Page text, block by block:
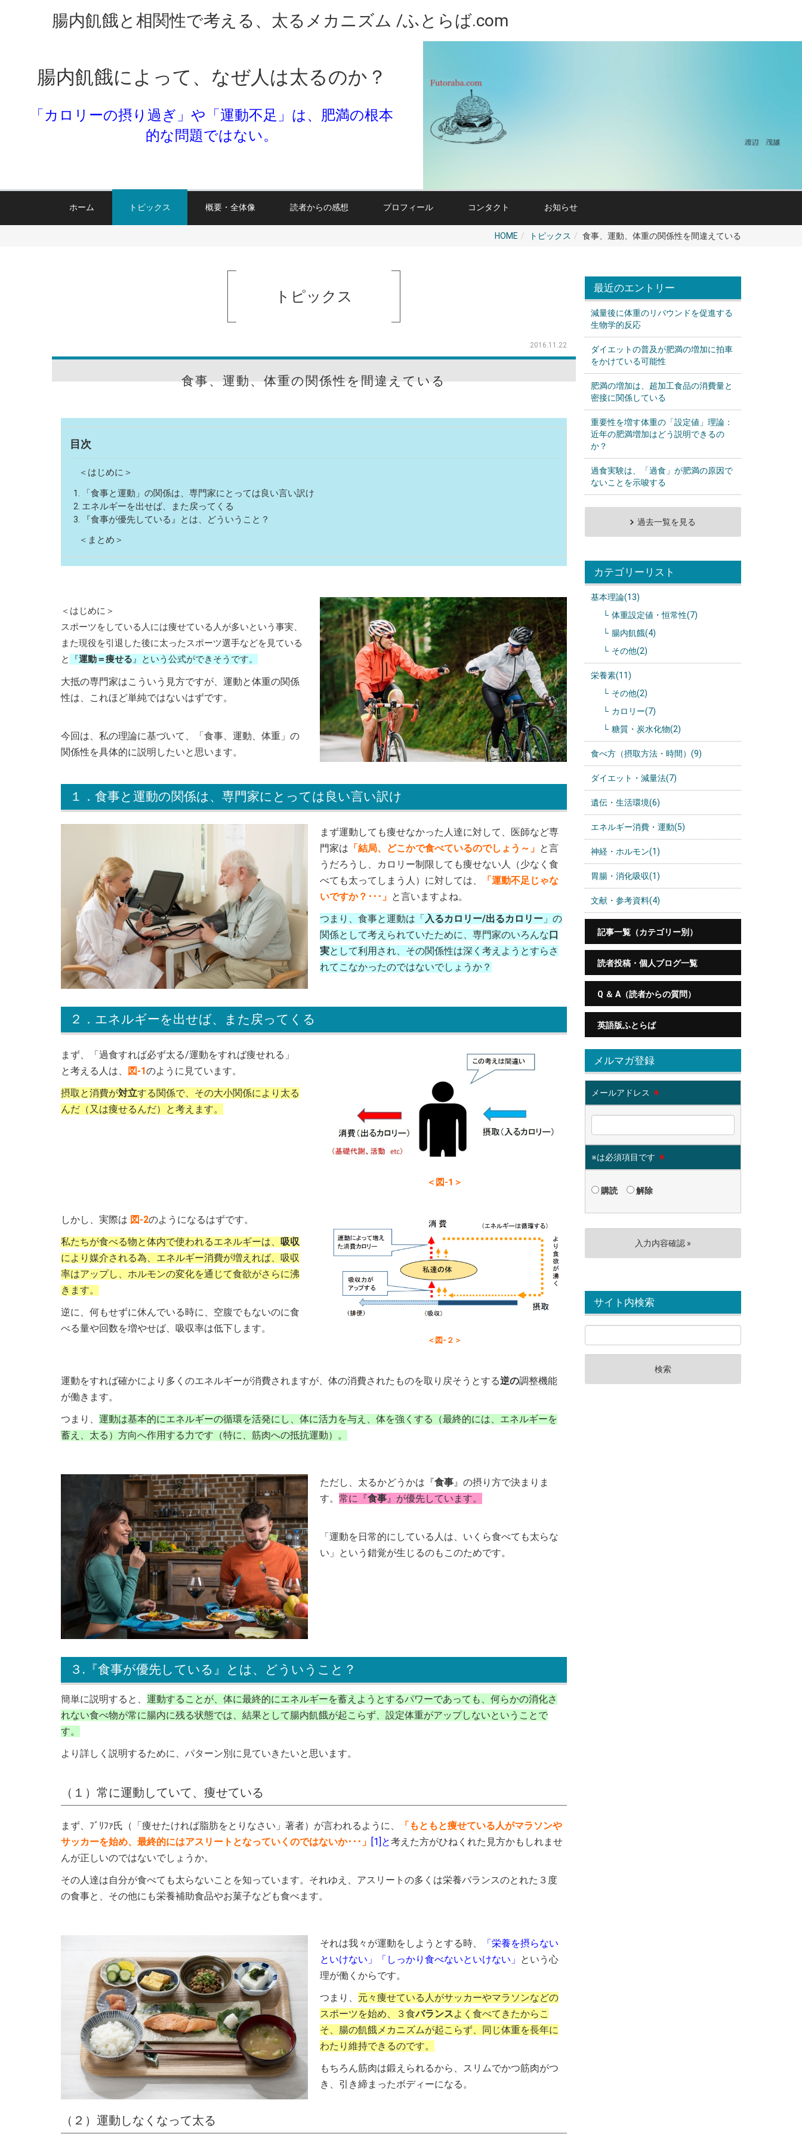
腸内飢餓と相関性で考える、太るメカニズム /ふとらば.com
腸内飢餓によって、なぜ人は太るのか？
「カロリーの摂り過ぎ」や「運動不足」は、肥満の根本
的な問題ではない。
ホーム トピックス 概要・全体像 読者からの感想 プロフィール コンタクト お知らせ
HOME トピックス 食事、運動、体重の関係性を間違えている
トピックス
2016.11.22
食事、運動、体重の関係性を間違えている
目次
＜はじめに＞
「食事と運動」の関係は、専門家にとっては良い言い訳け
エネルギーを出せば、また戻ってくる
『食事が優先している』とは、どういうこと？
＜まとめ＞
＜はじめに＞
スポーツをしている人には痩せている人が多いという事実、
また現役を引退した後に太ったスポーツ選手などを見ている
と
『運動＝痩せる』という公式ができそうです。
大抵の専門家はこういう見方ですが、運動と体重の関係
性は、これほど単純ではないはずです。
今回は、私の理論に基づいて、「食事、運動、体重」の
関係性を具体的に説明したいと思います。
１．食事と運動の関係は、専門家にとっては良い言い訳け
まず運動しても痩せなかった人達に対して、医師など専
門家は 「結局、どこかで食べているのでしょう～」 と言
うだろうし、カロリー制限しても痩せない人（少なく食
べても太ってしまう人）に対しては、
「運動不足じゃな
いですか？･･･」 と言いますよね。
つまり、食事と運動は「入るカロリー/出るカロリー」の
関係として考えられていたために、専門家のいろんな口
実として利用され、その関係性は深く考えようとすらさ
れてこなかったのではないでしょうか？
２．エネルギーを出せば、また戻ってくる
まず、「過食すれば必ず太る/運動をすれば痩せれる」
と考える人は、
図-1のように見ています。
摂取と消費が対立する関係で、その大小関係により太る
んだ（又は痩せるんだ）と考えます。
＜図-1＞
しかし、実際は 図-2のようになるはずです。
私たちが食べる物と体内で使われるエネルギーは、 吸収
により媒介される為、エネルギー消費が増えれば、吸収
率はアップし、ホルモンの変化を通じて食欲がさらに沸
きます。
逆に、何もせずに休んでいる時に、空腹でもないのに食
べる量や回数を増やせば、吸収率は低下します。
＜図-２＞
運動をすれば確かにより多くのエネルギーが消費されますが、体の消費されたものを取り戻そうとする逆の調整機能
が働きます。
つまり、 運動は基本的にエネルギーの循環を活発にし、体に活力を与え、体を強くする（最終的には、エネルギーを
蓄え、太る）方向へ作用する力です（特に、筋肉への抵抗運動）。
ただし、太るかどうかは『食事』の摂り方で決まりま
す。 常に『食事』が優先しています。
「運動を日常的にしている人は、いくら食べても太らな
い」という錯覚が生じるのもこのためです。
３.『食事が優先している』とは、どういうこと？
簡単に説明すると、 運動することが、体に最終的にエネルギーを蓄えようとするパワーであっても、何らかの消化さ
れない食べ物が常に腸内に残る状態では、結果として腸内飢餓が起こらず、設定体重がアップしないということで
す。
より詳しく説明するために、パターン別に見ていきたいと思います。
（１）常に運動していて、痩せている
まず、ﾌﾞﾘﾌｧ氏（「痩せたければ脂肪をとりなさい」著者）が言われるように、
「もともと痩せている人がマラソンや
サッカーを始め、最終的にはアスリートとなっていくのではないか･･･」 [1]と考えた方がひねくれた見方かもしれませ
んが正しいのではないでしょうか。
その人達は自分が食べても太らないことを知っています。それゆえ、アスリートの多くは栄養バランスのとれた３度
の食事と、その他にも栄養補助食品やお菓子なども食べます。
それは我々が運動をしようとする時、
「栄養を摂らない
といけない」「しっかり食べないといけない」 という心
理が働くからです。
つまり、 元々痩せている人がサッカーやマラソンなどの
スポーツを始め、３食バランスよく食べてきたからこ
そ、腸の飢餓メカニズムが起こらず、同じ体重を長年に
わたり維持できるのです。
もちろん筋肉は鍛えられるから、スリムでかつ筋肉がつ
き、引き締まったボディーになる。
（２）運動しなくなって太る
最近のエントリー
減量後に体重のリバウンドを促進する
生物学的反応
ダイエットの普及が肥満の増加に拍車
をかけている可能性
肥満の増加は、超加工食品の消費量と
密接に関係している
重要性を増す体重の「設定値」理論：
近年の肥満増加はどう説明できるの
か？
過食実験は、「過食」が肥満の原因で
ないことを示唆する
過去一覧を見る
カテゴリーリスト
基本理論(13)
体重設定値・恒常性(7)
腸内飢餓(4)
その他(2)
栄養素(11)
その他(2)
カロリー(7)
糖質・炭水化物(2)
食べ方（摂取方法・時間）(9)
ダイエット・減量法(7)
遺伝・生活環境(6)
エネルギー消費・運動(5)
神経・ホルモン(1)
胃腸・消化吸収(1)
文献・参考資料(4)
記事一覧（カテゴリー別）
読者投稿・個人ブログ一覧
Q ＆ A（読者からの質問）
英語版ふとらば
メルマガ登録
メールアドレス ※
※は必須項目です ※
購読 解除
サイト内検索